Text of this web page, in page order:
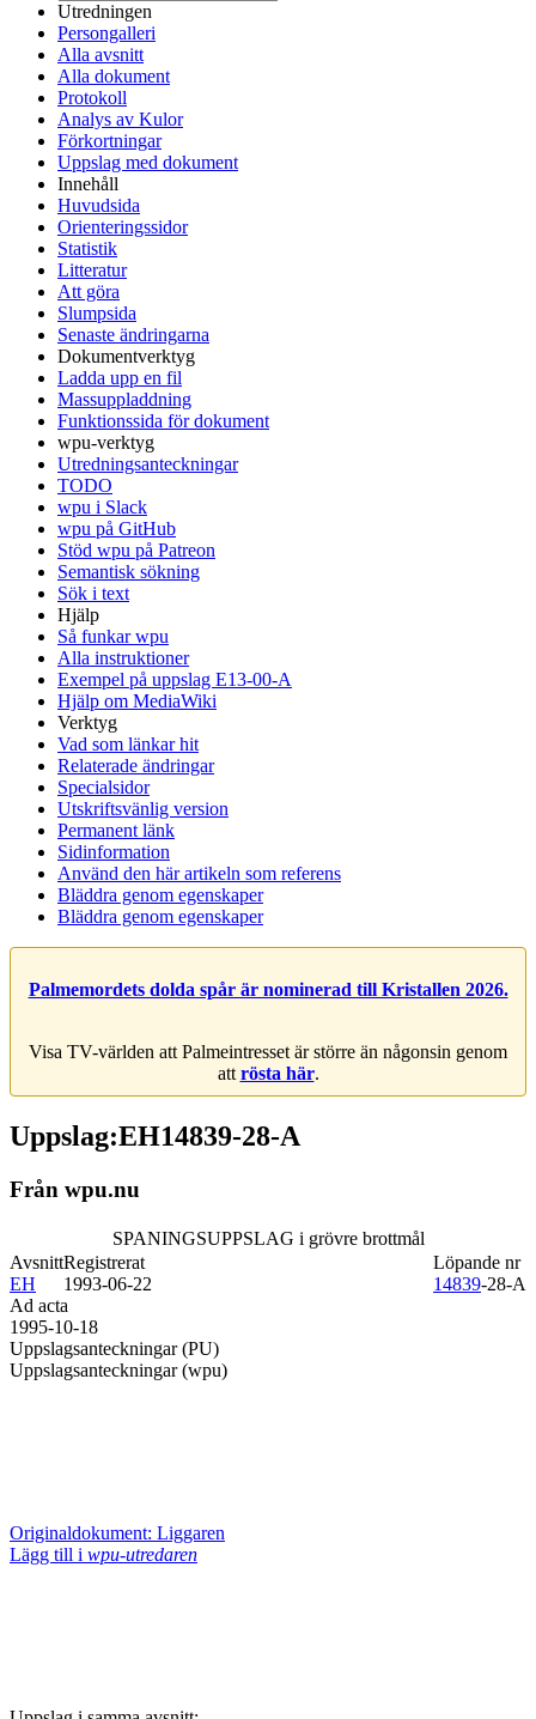
Utredningen
Persongalleri
Alla avsnitt
Alla dokument
Protokoll
Analys av Kulor
Förkortningar
Uppslag med dokument
Innehåll
Huvudsida
Orienteringssidor
Statistik
Litteratur
Att göra
Slumpsida
Senaste ändringarna
Dokumentverktyg
Ladda upp en fil
Massuppladdning
Funktionssida för dokument
wpu-verktyg
Utredningsanteckningar
TODO
wpu i Slack
wpu på GitHub
Stöd wpu på Patreon
Semantisk sökning
Sök i text
Hjälp
Så funkar wpu
Alla instruktioner
Exempel på uppslag E13-00-A
Hjälp om MediaWiki
Verktyg
Vad som länkar hit
Relaterade ändringar
Specialsidor
Utskriftsvänlig version
Permanent länk
Sidinformation
Använd den här artikeln som referens
Bläddra genom egenskaper
Bläddra genom egenskaper
Palmemordets dolda spår är nominerad till Kristallen 2026.
Visa TV-världen att Palmeintresset är större än någonsin genom
att rösta här.
Uppslag:EH14839-28-A
Från wpu.nu
SPANINGSUPPSLAG i grövre brottmål
Avsnitt
EH
Löpande nr
14839-28-A
Registrerat
1993-06-22
Ad acta
1995-10-18
Uppslagsanteckningar (PU)
Uppslagsanteckningar (wpu)
Originaldokument: Liggaren
Lägg till i wpu-utredaren